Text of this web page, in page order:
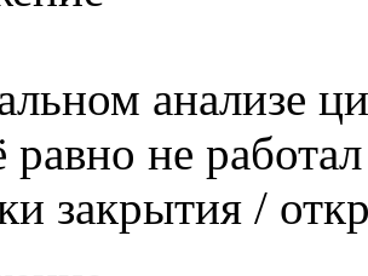
анализе
не
закрытия /